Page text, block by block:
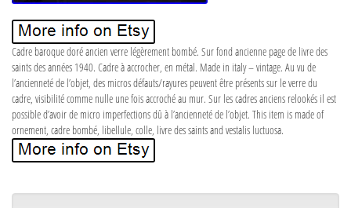
Cadre baroque doré ancien verre légèrement bombé. Sur fond ancienne page de livre des
saints des années 1940. Cadre à accrocher, en métal. Made in italy – vintage. Au vu de
l’ancienneté de l’objet, des micros défauts/rayures peuvent être présents sur le verre du
cadre, visibilité comme nulle une fois accroché au mur. Sur les cadres anciens relookés il est
possible d’avoir de micro imperfections dû à l’ancienneté de l’objet. This item is made of
ornement, cadre bombé, libellule, colle, livre des saints and vestalis luctuosa.